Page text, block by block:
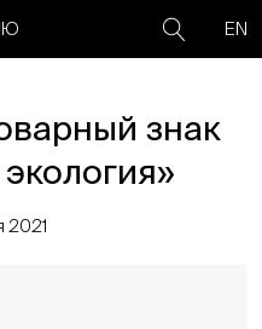
EN
знак
2021